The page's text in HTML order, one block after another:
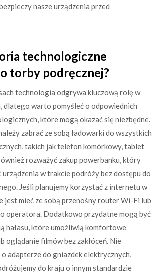
nasze urządzenia przed
technologiczne
torby podręcznej?
technologia odgrywa kluczową rolę w
dlatego warto pomyśleć o odpowiednich
które mogą okazać się niezbędne.
zabrać ze sobą ładowarki do wszystkich
takich jak telefon komórkowy, tablet
rozważyć zakup powerbanku, który
urządzenia w trakcie podróży bez dostępu do
Jeśli planujemy korzystać z internetu w
jest mieć ze sobą przenośny router Wi-Fi lub
operatora. Dodatkowo przydatne mogą być
hałasu, które umożliwią komfortowe
oglądanie filmów bez zakłóceń. Nie
adapterze do gniazdek elektrycznych,
do kraju o innym standardzie